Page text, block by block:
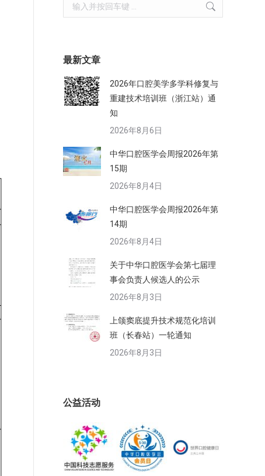
最新文章
2026年口腔美学多学科修复与
重建技术培训班（浙江站）通
知
2026年8月6日
中华口腔医学会周报2026年第
15期
2026年8月4日
中华口腔医学会周报2026年第
14期
2026年8月4日
关于中华口腔医学会第七届理
事会负责人候选人的公示
2026年8月3日
上颌窦底提升技术规范化培训
班（长春站）一轮通知
2026年8月3日
公益活动